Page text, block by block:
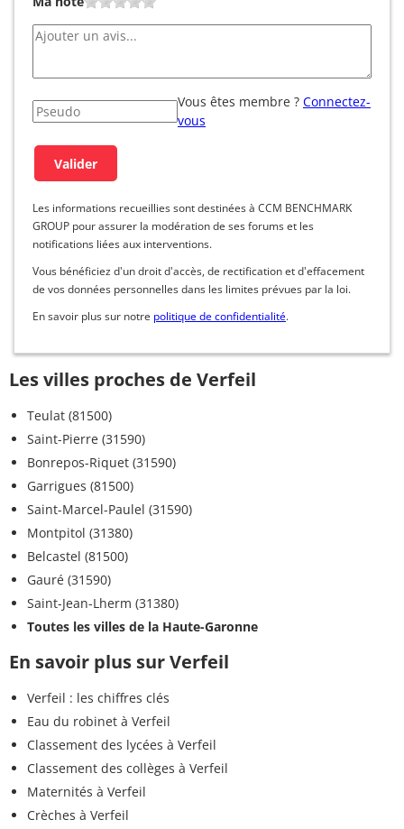
Vous êtes membre ? Connectez-
vous
Les informations recueillies sont destinées à CCM BENCHMARK
GROUP pour assurer la modération de ses forums et les
notifications liées aux interventions.
Vous bénéficiez d'un droit d'accès, de rectification et d'effacement
de vos données personnelles dans les limites prévues par la loi.
En savoir plus sur notre politique de confidentialité.
Les villes proches de Verfeil
Teulat (81500)
Saint-Pierre (31590)
Bonrepos-Riquet (31590)
Garrigues (81500)
Saint-Marcel-Paulel (31590)
Montpitol (31380)
Belcastel (81500)
Gauré (31590)
Saint-Jean-Lherm (31380)
Toutes les villes de la Haute-Garonne
En savoir plus sur Verfeil
Verfeil : les chiffres clés
Eau du robinet à Verfeil
Classement des lycées à Verfeil
Classement des collèges à Verfeil
Maternités à Verfeil
Crèches à Verfeil